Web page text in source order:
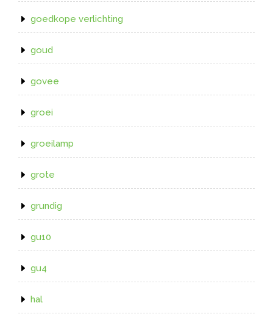
goedkope verlichting
goud
govee
groei
groeilamp
grote
grundig
gu10
gu4
hal